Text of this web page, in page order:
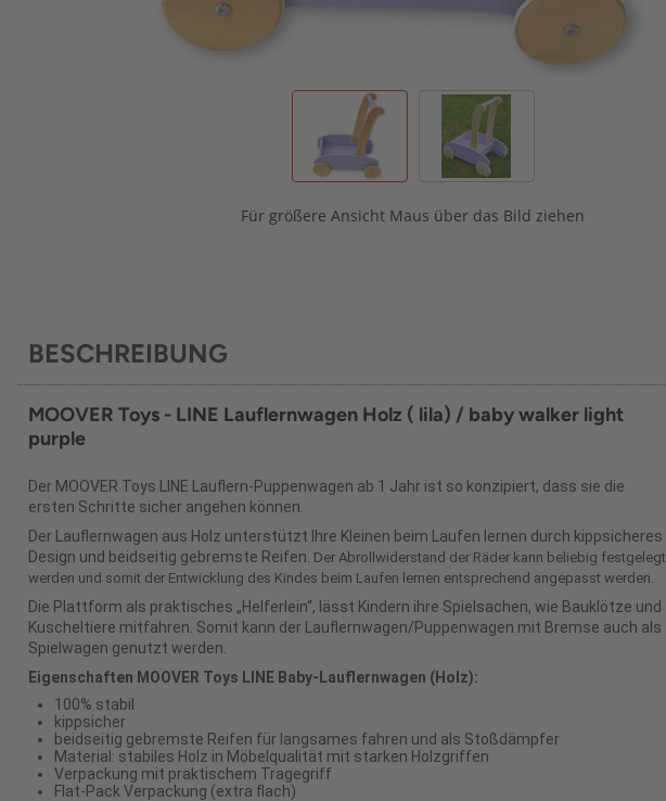
Für größere Ansicht Maus über das Bild ziehen
BESCHREIBUNG
MOOVER Toys - LINE Lauflernwagen Holz ( lila) / baby walker light
purple
Der MOOVER Toys LINE Lauflern-Puppenwagen ab 1 Jahr ist so konzipiert, dass sie die
ersten Schritte sicher angehen können.
Der Lauflernwagen aus Holz unterstützt Ihre Kleinen beim Laufen lernen durch kippsicheres
Design und beidseitig gebremste Reifen. Der Abrollwiderstand der Räder kann beliebig festgelegt
werden und somit der Entwicklung des Kindes beim Laufen lernen entsprechend angepasst werden.
Die Plattform als praktisches „Helferlein“, lässt Kindern ihre Spielsachen, wie Bauklötze und
Kuscheltiere mitfahren. Somit kann der Lauflernwagen/Puppenwagen mit Bremse auch als
Spielwagen genutzt werden.
Eigenschaften MOOVER Toys LINE Baby-Lauflernwagen (Holz):
100% stabil
kippsicher
beidseitig gebremste Reifen für langsames fahren und als Stoßdämpfer
Material: stabiles Holz in Möbelqualität mit starken Holzgriffen
Verpackung mit praktischem Tragegriff
Flat-Pack Verpackung (extra flach)